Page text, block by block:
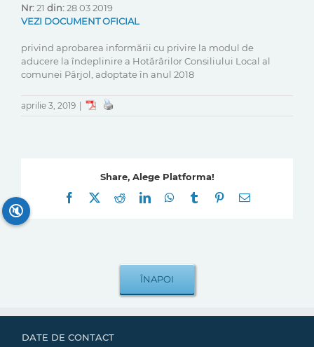
Nr:21 din:28 03 2019
VEZI DOCUMENT OFICIAL
privind aprobarea informării cu privire la modul de
aducere la îndeplinire a Hotărârilor Consiliului Local al
comunei Pârjol, adoptate în anul 2018
aprilie 3, 2019
Share, Alege Platforma!
Facebook
RedditLinkedInWhatsApp
Tumblr Pinterest
E-
DATE DE CONTACT
🔇